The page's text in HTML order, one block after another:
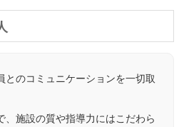
とのコミュニケーションを一切取
、施設の質や指導力にはこだわら